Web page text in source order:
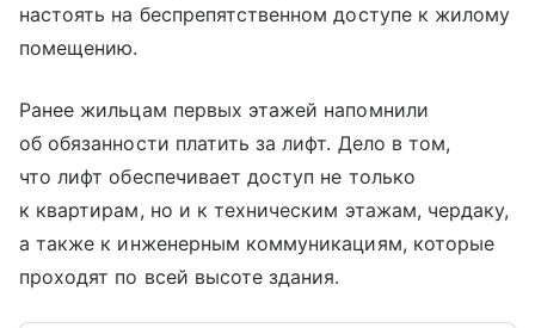
настоять на беспрепятственном доступе к жилому
помещению.
Ранее жильцам первых этажей напомнили
об обязанности платить за лифт. Дело в том,
что лифт обеспечивает доступ не только
к квартирам, но и к техническим этажам, чердаку,
а также к инженерным коммуникациям, которые
проходят по всей высоте здания.